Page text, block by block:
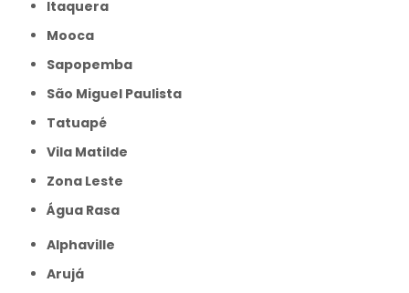
Itaquera
Mooca
Sapopemba
São Miguel Paulista
Tatuapé
Vila Matilde
Zona Leste
Água Rasa
Alphaville
Arujá